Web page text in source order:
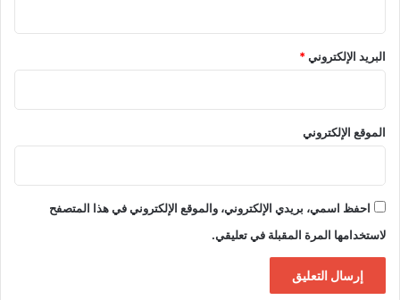
البريد الإلكتروني*
الموقع الإلكتروني
احفظ اسمي، بريدي الإلكتروني، والموقع الإلكتروني في هذا المتصفح
لاستخدامها المرة المقبلة في تعليقي.